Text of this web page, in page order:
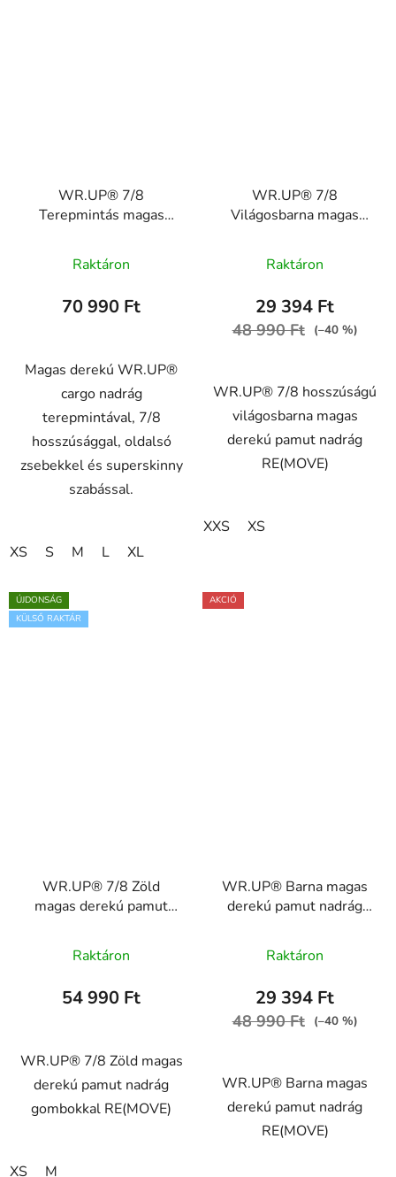
WR.UP® 7/8
Terepmintás magas
WRUP4HS449, M95M
Raktáron
70 990 Ft
Magas derekú WR.UP®
cargo nadrág
terepmintával, 7/8
hosszúsággal, oldalsó
zsebekkel és superskinny
szabással.
XS S M L XL
WR.UP® 7/8
Világosbarna magas
RE(MOVE)
WRUP4HC001ORG,
Raktáron
29 394 Ft
48 990 Ft (–40 %)
WR.UP® 7/8 hosszúságú
világosbarna magas
derekú pamut nadrág
RE(MOVE)
XXS XS
ÚJDONSÁG
KÜLSŐ RAKTÁR
WR.UP® 7/8 Zöld
magas derekú pamut
RE(MOVE)
WRUP4HS339, V135
Raktáron
54 990 Ft
WR.UP® 7/8 Zöld magas
derekú pamut nadrág
gombokkal RE(MOVE)
XS M
AKCIÓ
WR.UP® Barna magas
derekú pamut nadrág
WRUP1HC001ORG,
M29
Raktáron
29 394 Ft
48 990 Ft (–40 %)
WR.UP® Barna magas
derekú pamut nadrág
RE(MOVE)